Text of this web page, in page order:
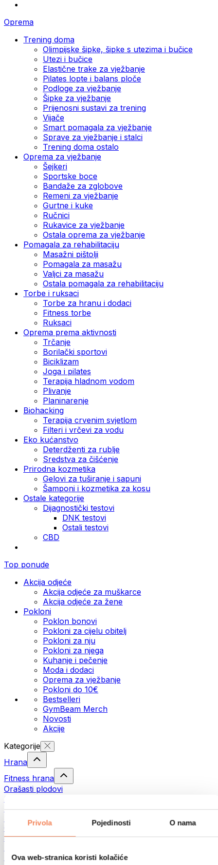
Privola Pojedinosti O nama
Ova web-stranica koristi kolačiće
Oprema
Trening doma
Olimpijske šipke, šipke s utezima i bučice
Utezi i bučice
Elastične trake za vježbanje
Pilates lopte i balans ploče
Podloge za vježbanje
Šipke za vježbanje
Prijenosni sustavi za trening
Vijače
Smart pomagala za vježbanje
Sprave za vježbanje i stalci
Trening doma ostalo
Oprema za vježbanje
Šejkeri
Sportske boce
Bandaže za zglobove
Remeni za vježbanje
Gurtne i kuke
Ručnici
Rukavice za vježbanje
Ostala oprema za vježbanje
Pomagala za rehabilitaciju
Masažni pištolji
Pomagala za masažu
Valjci za masažu
Ostala pomagala za rehabilitaciju
Torbe i ruksaci
Torbe za hranu i dodaci
Fitness torbe
Ruksaci
Oprema prema aktivnosti
Trčanje
Borilački sportovi
Biciklizam
Joga i pilates
Terapija hladnom vodom
Plivanje
Planinarenje
Biohacking
Terapija crvenim svjetlom
Filteri i vrčevi za vodu
Eko kućanstvo
Deterdženti za rublje
Sredstva za čišćenje
Prirodna kozmetika
Gelovi za tuširanje i sapuni
Šamponi i kozmetika za kosu
Ostale kategorije
Dijagnostički testovi
DNK testovi
Ostali testovi
CBD
Top ponude
Akcija odjeće
Akcija odjeće za muškarce
Akcija odjeće za žene
Pokloni
Poklon bonovi
Pokloni za cijelu obitelj
Pokloni za nju
Pokloni za njega
Kuhanje i pečenje
Moda i dodaci
Oprema za vježbanje
Pokloni do 10€
Bestselleri
GymBeam Merch
Novosti
Akcije
Kategorije
Hrana
Fitness hrana
Orašasti plodovi
Sjemenke
Namazi i paste
Gotovi obroci
Jaja
Meso